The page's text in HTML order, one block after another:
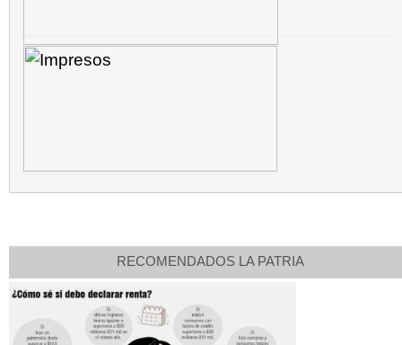
RECOMENDADOS LA PATRIA